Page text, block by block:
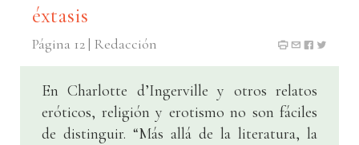
éxtasis
Página 12 | Redacción
En Charlotte d’Ingerville y otros relatos
eróticos, religión y erotismo no son fáciles
de distinguir. “Más allá de la literatura, la